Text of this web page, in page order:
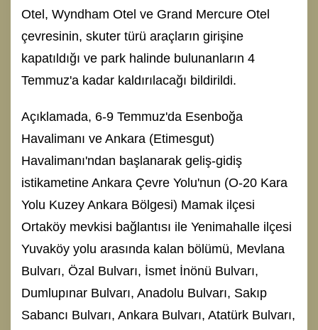
Otel, Wyndham Otel ve Grand Mercure Otel
çevresinin, skuter türü araçların girişine
kapatıldığı ve park halinde bulunanların 4
Temmuz'a kadar kaldırılacağı bildirildi.
Açıklamada, 6-9 Temmuz'da Esenboğa
Havalimanı ve Ankara (Etimesgut)
Havalimanı'ndan başlanarak geliş-gidiş
istikametine Ankara Çevre Yolu'nun (O-20 Kara
Yolu Kuzey Ankara Bölgesi) Mamak ilçesi
Ortaköy mevkisi bağlantısı ile Yenimahalle ilçesi
Yuvaköy yolu arasında kalan bölümü, Mevlana
Bulvarı, Özal Bulvarı, İsmet İnönü Bulvarı,
Dumlupınar Bulvarı, Anadolu Bulvarı, Sakıp
Sabancı Bulvarı, Ankara Bulvarı, Atatürk Bulvarı,